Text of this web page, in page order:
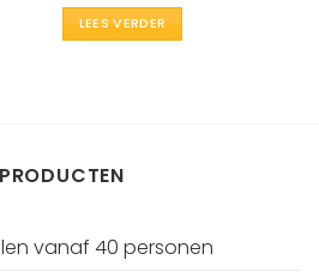
LEES VERDER
vanaf 40 personen